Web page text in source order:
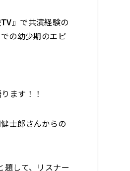
』で共演経験の
の幼少期のエピ
ます！！
士郎さんからの
して、リスナー